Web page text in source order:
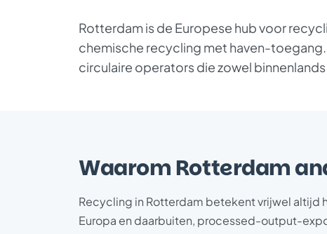
Rotterdam is de Europese hub voor
chemische recycling met haven-
circulaire operators die zowel
Waarom Rotterdam
Recycling in Rotterdam betekent vrijwel
Europa en daarbuiten, processed-output-